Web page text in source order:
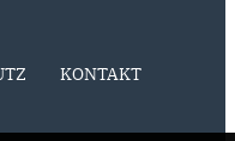
KONTAKT